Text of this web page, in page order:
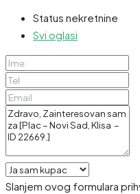
Status nekretnine
Svi oglasi
Slanjem ovog formulara